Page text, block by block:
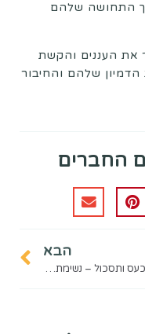
התחושה שלהם
את העננים והקשת
הדמיון שלהם והחיבור
החברים
הבא
שחרור כעס ותסכול – נשימת כווץ ושחרר